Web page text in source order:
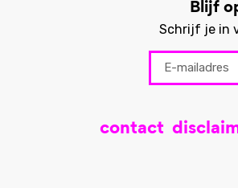
Blijf
Schrijf je in
contact